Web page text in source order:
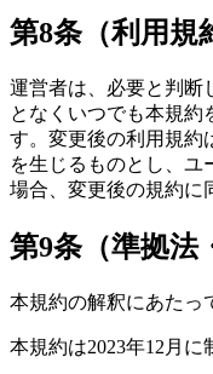
第8条（利用規
運営者は、必要と判断
となくいつでも本規約
す。変更後の利用規約
を生じるものとし、ユ
場合、変更後の規約に
第9条（準拠法
本規約の解釈にあたっ
本規約は2023年12月に